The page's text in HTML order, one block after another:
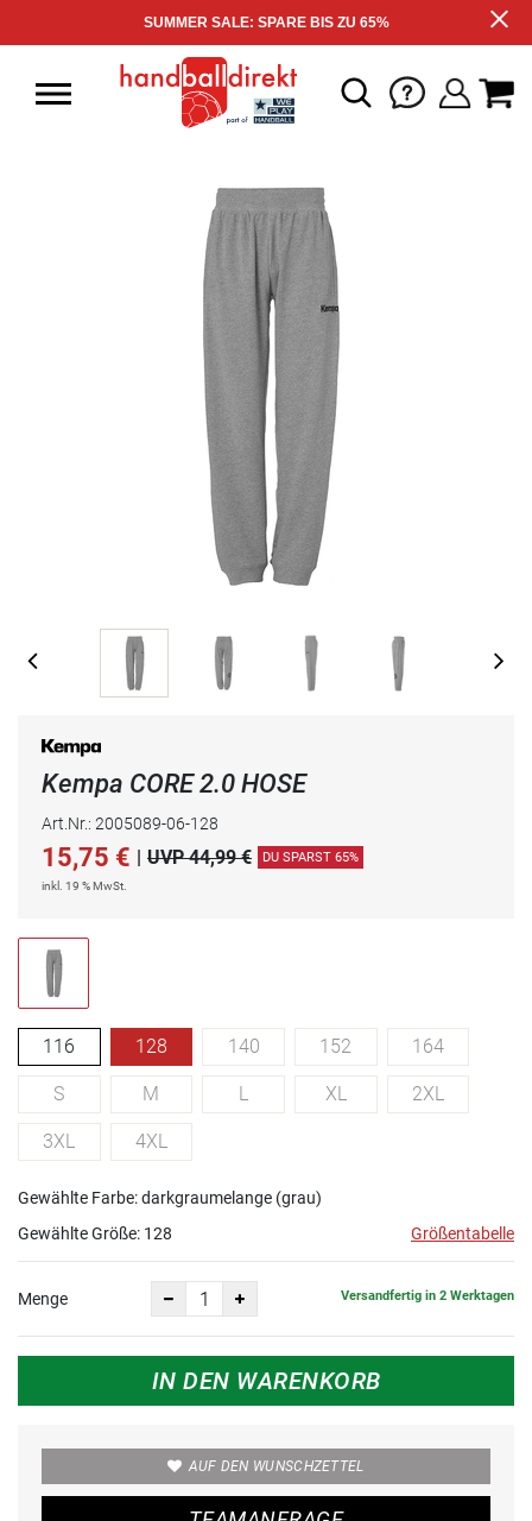
SUMMER SALE: SPARE BIS ZU 65%
Kempa CORE 2.0 HOSE
Art.Nr.: 2005089-06-128
15,75 € | UVP 44,99 € DU SPARST 65%
inkl. 19 % MwSt.
116 128 140 152 164
S M L XL 2XL
3XL 4XL
Gewählte Farbe: darkgraumelange (grau)
Gewählte Größe: 128 Größentabelle
Menge Versandfertig in 2 Werktagen
IN DEN WARENKORB
AUF DEN WUNSCHZETTEL